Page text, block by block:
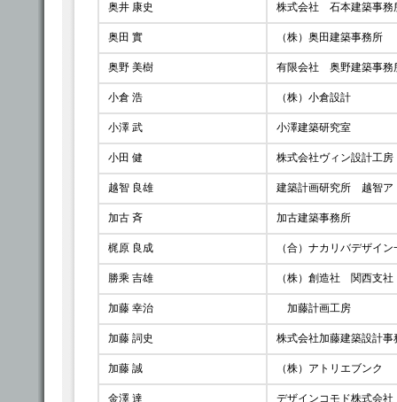
奥井 康史 株式会社 石本建築事
奥田 實 （株）奥田建築事務所
奥野 美樹 有限会社 奥野建築事
小倉 浩 （株）小倉設計
小澤 武 小澤建築研究室
小田 健 株式会社ヴィン設計工房
越智 良雄 建築計画研究所 越智ア
加古 斉 加古建築事務所
梶原 良成 （合）ナカリバデザイ
勝乘 吉雄 （株）創造社 関西支社
加藤 幸治 加藤計画工房
加藤 詞史 株式会社加藤建築設計
加藤 誠 （株）アトリエブンク
金澤 達 デザインコモド株式会社